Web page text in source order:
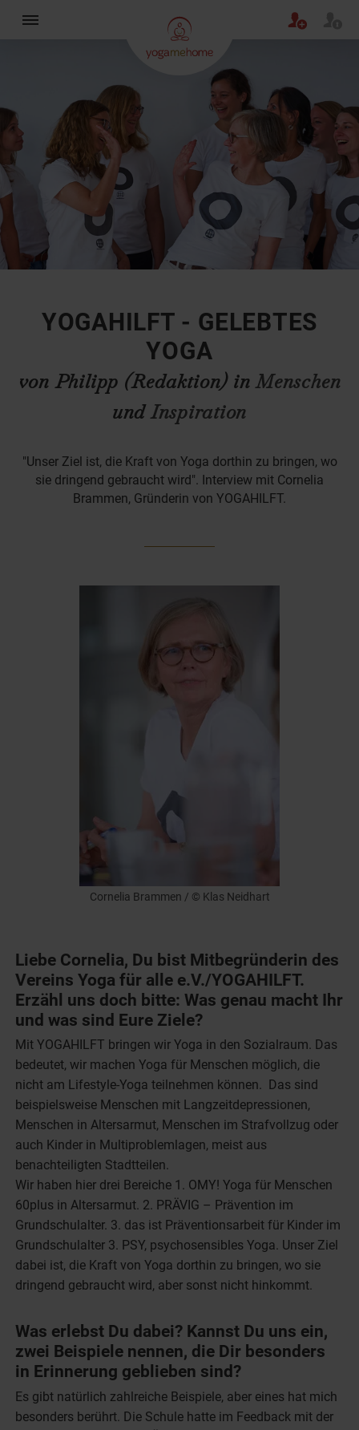
YOGAHILFT - GELEBTES
YOGA
von Philipp (Redaktion) inMenschen
undInspiration
"Unser Ziel ist, die Kraft von Yoga dorthin zu bringen, wo
sie dringend gebraucht wird". Interview mit Cornelia
Brammen, Gründerin von YOGAHILFT.
Cornelia Brammen / © Klas Neidhart
Liebe Cornelia, Du bist Mitbegründerin des
Vereins Yoga für alle e.V./YOGAHILFT.
Erzähl uns doch bitte: Was genau macht Ihr
und was sind Eure Ziele?
Mit YOGAHILFT bringen wir Yoga in den Sozialraum. Das
bedeutet, wir machen Yoga für Menschen möglich, die
nicht am Lifestyle-Yoga teilnehmen können. Das sind
beispielsweise Menschen mit Langzeitdepressionen,
Menschen in Altersarmut, Menschen im Strafvollzug oder
auch Kinder in Multiproblemlagen, meist aus
benachteiligten Stadtteilen.
Wir haben hier drei Bereiche 1. OMY! Yoga für Menschen
60plus in Altersarmut. 2. PRÄVIG – Prävention im
Grundschulalter. 3. das ist Präventionsarbeit für Kinder im
Grundschulalter 3. PSY, psychosensibles Yoga. Unser Ziel
dabei ist, die Kraft von Yoga dorthin zu bringen, wo sie
dringend gebraucht wird, aber sonst nicht hinkommt.
Was erlebst Du dabei? Kannst Du uns ein,
zwei Beispiele nennen, die Dir besonders
in Erinnerung geblieben sind?
Es gibt natürlich zahlreiche Beispiele, aber eines hat mich
besonders berührt. Die Schule hatte im Feedback mit der